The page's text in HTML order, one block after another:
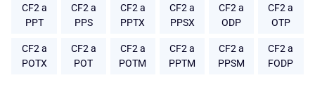
CF2 a
PPT
CF2 a
PPS
CF2 a
PPTX
CF2 a
PPSX
CF2 a
ODP
CF2 a
OTP
CF2 a
POTX
CF2 a
POT
CF2 a
POTM
CF2 a
PPTM
CF2 a
PPSM
CF2 a
FODP